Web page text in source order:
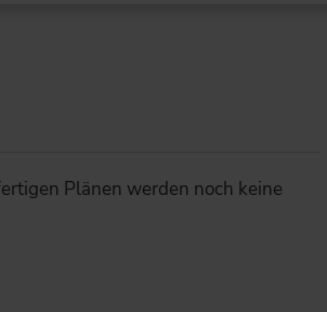
Plänen werden noch keine